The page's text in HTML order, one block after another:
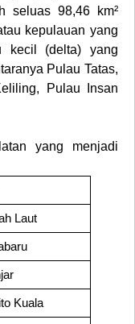
seluas 98,46 km²
kepulauan yang
kecil (delta) yang
Pulau Tatas,
Pulau Insan
yang menjadi
Laut
Kuala